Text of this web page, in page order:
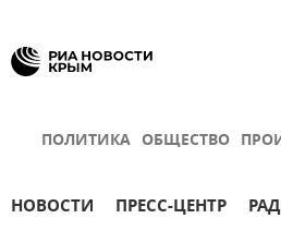
ПОЛИТИКА ОБЩЕСТВО
НОВОСТИ ПРЕСС-ЦЕНТР